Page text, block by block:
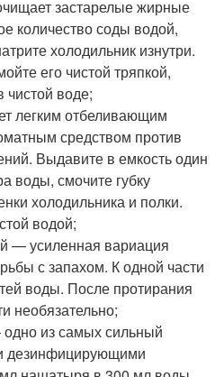
застарелые жирные
количество соды водой,
холодильник изнутри.
его чистой тряпкой,
воде;
легким отбеливающим
средством против
Выдавите в емкость один
воды, смочите губку
холодильника и полки.
водой;
— усиленная вариация
с запахом. К одной части
воды. После протирания
необязательно;
из самых сильный
дезинфицирующими